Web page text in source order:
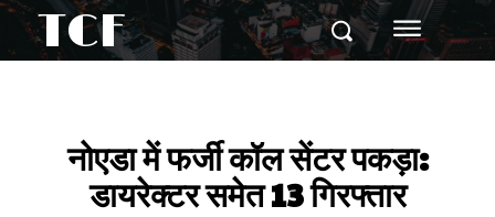
TCF
नोएडा में फर्जी कॉल सेंटर पकड़ा:
डायरेक्टर समेत 13 गिरफ्तार